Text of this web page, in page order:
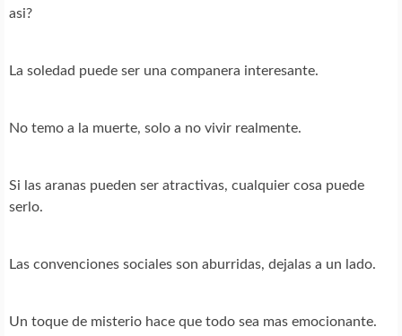
asi?
La soledad puede ser una companera interesante.
No temo a la muerte, solo a no vivir realmente.
Si las aranas pueden ser atractivas, cualquier cosa puede
serlo.
Las convenciones sociales son aburridas, dejalas a un lado.
Un toque de misterio hace que todo sea mas emocionante.